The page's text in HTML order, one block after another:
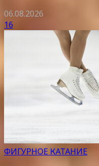
06.08.2026
16
ФИГУРНОЕ КАТАНИЕ